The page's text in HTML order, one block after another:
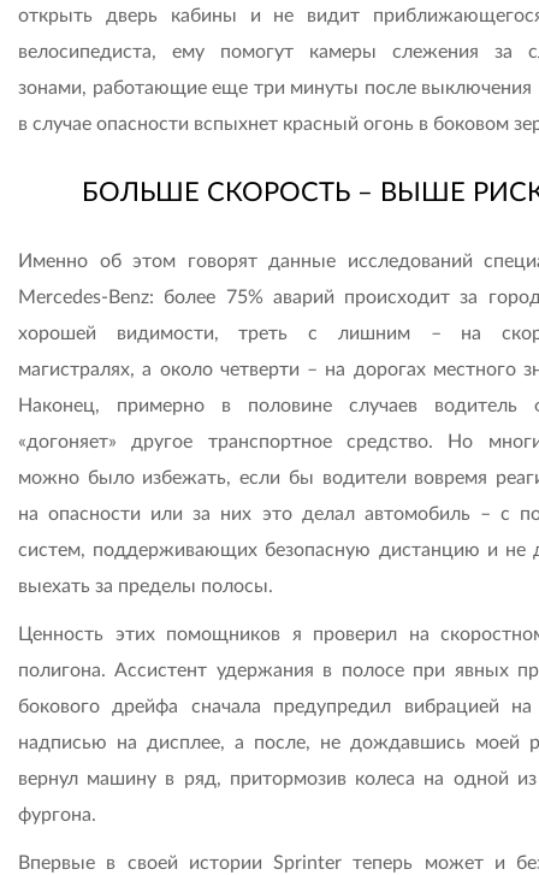
открыть дверь кабины и не видит
велосипедиста, ему помогут камеры слежения за
зонами, работающие еще три минуты после выключения
в случае опасности вспыхнет красный огонь в боковом
БОЛЬШЕ СКОРОСТЬ – ВЫШЕ
Именно об этом говорят данные исследований
Mercedes-Benz: более 75% аварий происходит за
хорошей видимости, треть с лишним – на
магистралях, а около четверти – на дорогах местного
Наконец, примерно в половине случаев водитель
«догоняет» другое транспортное средство. Но
можно было избежать, если бы водители вовремя
на опасности или за них это делал автомобиль – с
систем, поддерживающих безопасную дистанцию и не
выехать за пределы полосы.
Ценность этих помощников я проверил на
полигона. Ассистент удержания в полосе при явных
бокового дрейфа сначала предупредил вибрацией
надписью на дисплее, а после, не дождавшись моей
вернул машину в ряд, притормозив колеса на одной
фургона.
Впервые в своей истории Sprinter теперь может и